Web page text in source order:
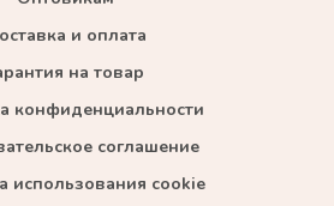
и оплата
на товар
конфиденциальности
соглашение
использования cookie